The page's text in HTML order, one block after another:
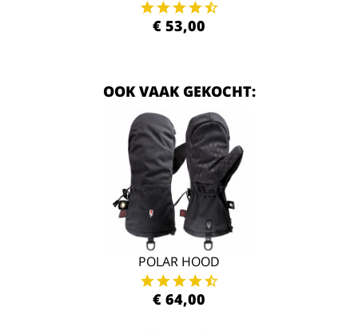
€ 53,00
OOK VAAK GEKOCHT:
POLAR HOOD
€ 64,00